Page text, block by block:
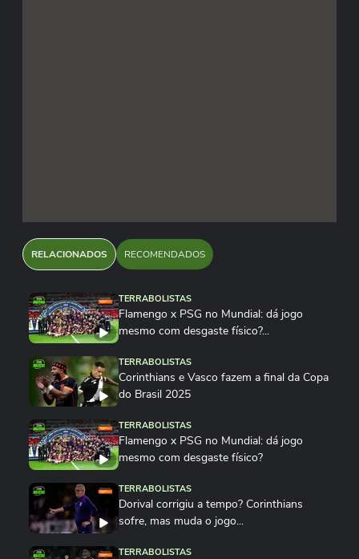
RELACIONADOS RECOMENDADOS
TERRABOLISTAS
Flamengo x PSG no Mundial: dá jogo
mesmo com desgaste físico?...
TERRABOLISTAS
Corinthians e Vasco fazem a final da Copa
do Brasil 2025
TERRABOLISTAS
Flamengo x PSG no Mundial: dá jogo
mesmo com desgaste físico?
TERRABOLISTAS
Dorival corrigiu a tempo? Corinthians
sofre, mas muda o jogo...
TERRABOLISTAS